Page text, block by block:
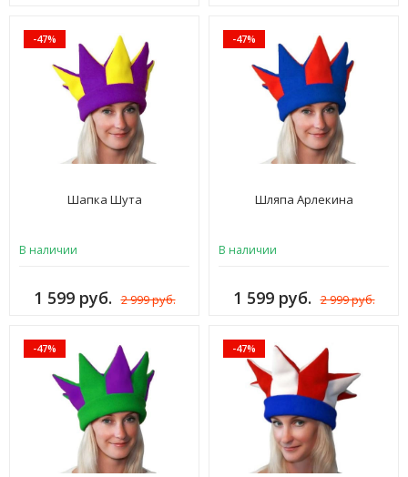
-47%
Шапка Шута
В наличии
1 599 руб. 2 999 руб.
-47%
Шляпа Арлекина
В наличии
1 599 руб. 2 999 руб.
-47% -47%